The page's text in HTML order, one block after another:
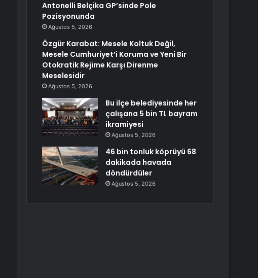
Antonelli Belçika GP’sinde Pole
Pozisyonunda
Ağustos 5, 2026
Özgür Karabat: Mesele Koltuk Değil,
Mesele Cumhuriyet’i Koruma ve Yeni Bir
Otokratik Rejime Karşı Direnme
Meselesidir
Ağustos 5, 2026
Bu ilçe belediyesinde her
çalışana 5 bin TL bayram
ikramiyesi
Ağustos 5, 2026
46 bin tonluk köprüyü 68
dakikada havada
döndürdüler
Ağustos 5, 2026